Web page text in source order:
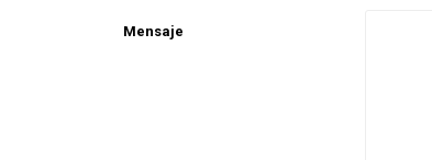
Mensaje